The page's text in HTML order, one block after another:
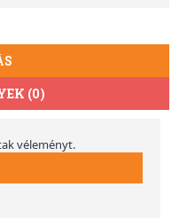
(0)
véleményt.